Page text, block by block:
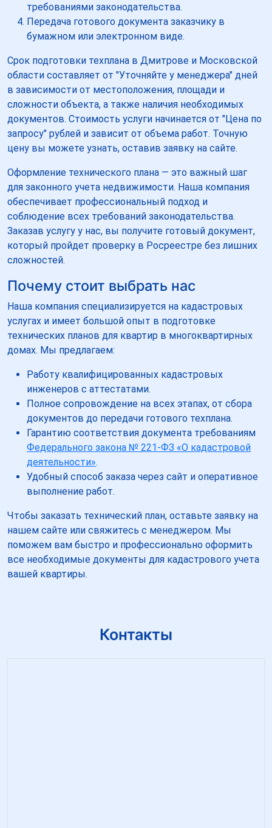
требованиями законодательства.
Передача готового документа заказчику в
бумажном или электронном виде.
Срок подготовки техплана в Дмитрове и Московской
области составляет от "Уточняйте у менеджера" дней
в зависимости от местоположения, площади и
сложности объекта, а также наличия необходимых
документов. Стоимость услуги начинается от "Цена по
запросу" рублей и зависит от объема работ. Точную
цену вы можете узнать, оставив заявку на сайте.
Оформление технического плана — это важный шаг
для законного учета недвижимости. Наша компания
обеспечивает профессиональный подход и
соблюдение всех требований законодательства.
Заказав услугу у нас, вы получите готовый документ,
который пройдет проверку в Росреестре без лишних
сложностей.
Почему стоит выбрать нас
Наша компания специализируется на кадастровых
услугах и имеет большой опыт в подготовке
технических планов для квартир в многоквартирных
домах. Мы предлагаем:
Работу квалифицированных кадастровых
инженеров с аттестатами.
Полное сопровождение на всех этапах, от сбора
документов до передачи готового техплана.
Гарантию соответствия документа требованиям
Федерального закона № 221-ФЗ «О кадастровой
деятельности».
Удобный способ заказа через сайт и оперативное
выполнение работ.
Чтобы заказать технический план, оставьте заявку на
нашем сайте или свяжитесь с менеджером. Мы
поможем вам быстро и профессионально оформить
все необходимые документы для кадастрового учета
вашей квартиры.
Контакты